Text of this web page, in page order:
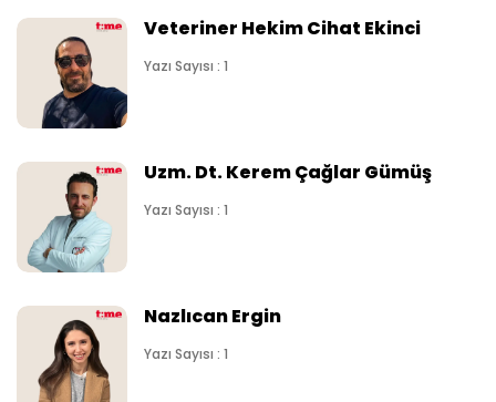
Veteriner Hekim Cihat Ekinci
Yazı Sayısı : 1
Uzm. Dt. Kerem Çağlar Gümüş
Yazı Sayısı : 1
Nazlıcan Ergin
Yazı Sayısı : 1